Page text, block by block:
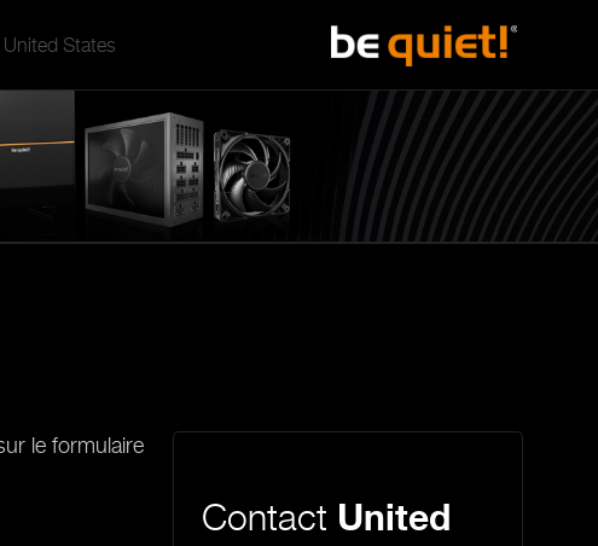
United States
le formulaire
Contact United